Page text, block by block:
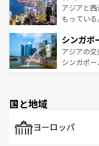
ひ現地で
が旅行者
参照してほ
帯で自然
いビーチ
激する。
が待って
た文化、
アジアと
もってい
み、どこを
ており、
うな絶景
シンガポ
アジアの
シンガポ
で、ホーカ
国と地域
ヨーロッパ